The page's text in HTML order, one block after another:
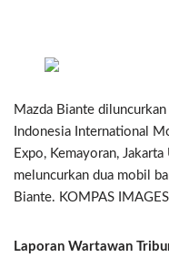
Mazda Biante
Indonesia International
Expo, Kemayoran,
meluncurkan dua mobil
Biante. KOMPAS
Laporan Wartawan